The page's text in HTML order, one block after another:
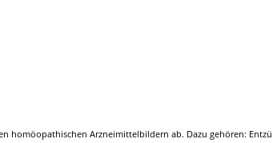
homöopathischen Arzneimittelbildern ab. Dazu gehören: